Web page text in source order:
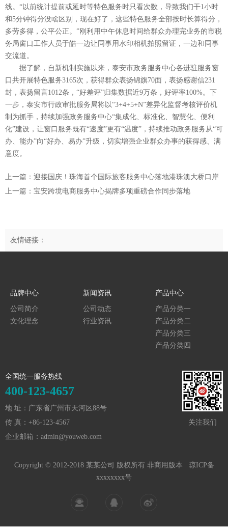
线。“以前统计提前或延时等特色服务时只看次数，导致我们干1小时
和5分钟得分没啥区别，现在好了，这些特色服务全部按时长算得分，
多劳多得，公平公正。”刚利用中午休息时间给群众办理完业务的市税
务局窗口工作人员于皓一边让同事用水印相机拍照留证，一边和同事
交流道。
据了解，自新机制实施以来，泰安市政务服务中心各进驻服务窗
口共开展特色服务3165次，获得群众表扬锦旗70面，表扬感谢信231
封，表扬留言1012条，“好差评”归集数据近9万条，好评率100%。下
一步，泰安市行政审批服务局将以“3+4+5+N”差异化监督考核评价机
制为抓手，持续加强政务服务中心“集成化、标准化、智慧化、便利
化”建设，让窗口服务既有“速度”更有“温度”，持续推动政务服务从“可
办、能办”向“好办、易办”升级，切实增强企业群众办事的获得感、满
意度。
上一篇：迎接国庆！珠海首个国际旅客服务中心落地港珠澳大桥口岸
上一篇：宝安跨境电商服务中心揭牌多项重磅合作同步落地
友情链接：
品牌中心
公司简介
文化理念
新闻资讯
公司动态
行业资讯
产品中心
产品分类一
产品分类二
产品分类三
产品分类四
全国统一服务热线
400-123-4657
地 址：广东省广州市天河区88号
传 真：+86-123-4567
企业邮箱：admin@youweb.com
关注我们
Copyright © 2012-2018 某某公司 版权所有 非商用版本 琼ICP备
xxxxxxxx号